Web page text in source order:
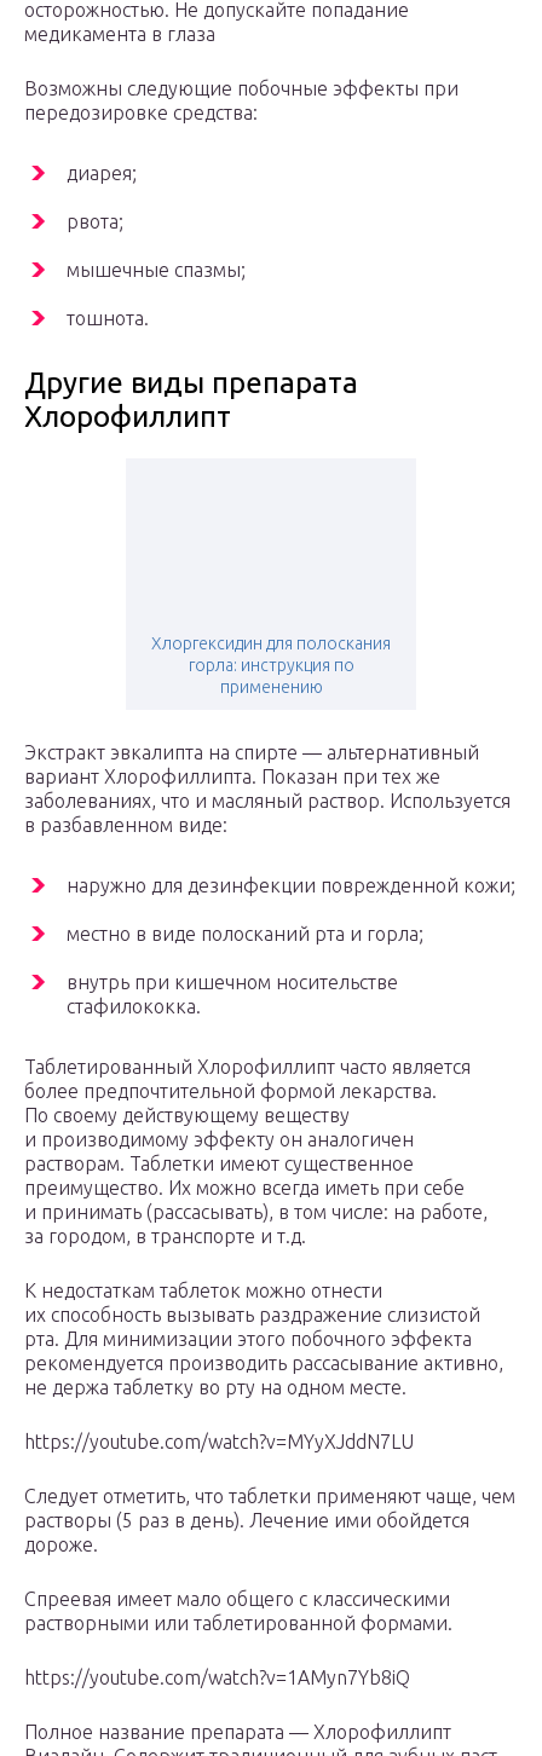
осторожностью. Не допускайте попадание
медикамента в глаза
Возможны следующие побочные эффекты при
передозировке средства:
диарея;
рвота;
мышечные спазмы;
тошнота.
Другие виды препарата
Хлорофиллипт
Хлоргексидин для полоскания
горла: инструкция по
применению
Экстракт эвкалипта на спирте — альтернативный
вариант Хлорофиллипта. Показан при тех же
заболеваниях, что и масляный раствор. Используется
в разбавленном виде:
наружно для дезинфекции поврежденной кожи;
местно в виде полосканий рта и горла;
внутрь при кишечном носительстве
стафилококка.
Таблетированный Хлорофиллипт часто является
более предпочтительной формой лекарства.
По своему действующему веществу
и производимому эффекту он аналогичен
растворам. Таблетки имеют существенное
преимущество. Их можно всегда иметь при себе
и принимать (рассасывать), в том числе: на работе,
за городом, в транспорте и т.д.
К недостаткам таблеток можно отнести
их способность вызывать раздражение слизистой
рта. Для минимизации этого побочного эффекта
рекомендуется производить рассасывание активно,
не держа таблетку во рту на одном месте.
https://youtube.com/watch?v=MYyXJddN7LU
Следует отметить, что таблетки применяют чаще, чем
растворы (5 раз в день). Лечение ими обойдется
дороже.
Спреевая имеет мало общего с классическими
растворными или таблетированной формами.
https://youtube.com/watch?v=1AMyn7Yb8iQ
Полное название препарата — Хлорофиллипт